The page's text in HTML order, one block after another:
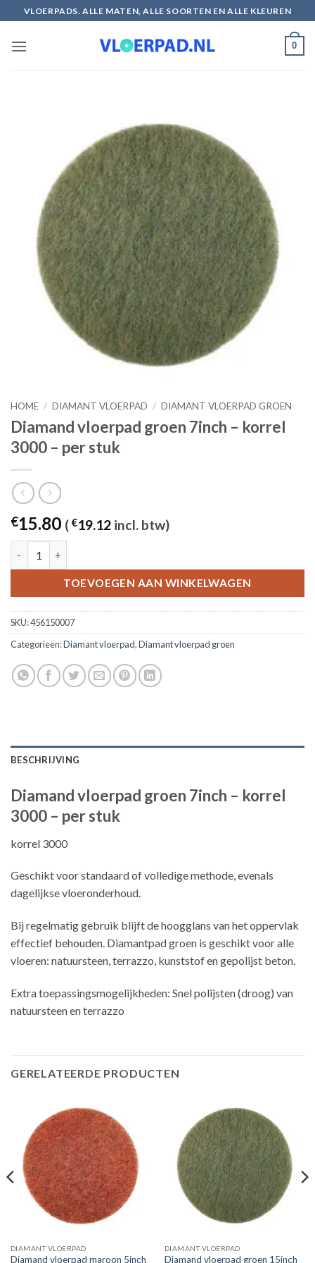
naar
inhoud
VLOERPADS. ALLE MATEN, ALLE SOORTEN EN ALLE KLEUREN
0
HOME / DIAMANT VLOERPAD / DIAMANT VLOERPAD GROEN
Diamand vloerpad groen 7inch – korrel
3000 – per stuk
€15.80 ( €19.12 incl. btw)
TOEVOEGEN AAN WINKELWAGEN
SKU:456150007
Categorieën:Diamant vloerpad,Diamant vloerpad groen
BESCHRIJVING
Diamand vloerpad groen 7inch – korrel
3000 – per stuk
korrel 3000
Geschikt voor standaard of volledige methode, evenals
dagelijkse vloeronderhoud.
Bij regelmatig gebruik blijft de hoogglans van het oppervlak
effectief behouden. Diamantpad groen is geschikt voor alle
vloeren: natuursteen, terrazzo, kunststof en gepolijst beton.
Extra toepassingsmogelijkheden: Snel polijsten (droog) van
natuursteen en terrazzo
GERELATEERDE PRODUCTEN
DIAMANT VLOERPAD
Diamand vloerpad maroon 5inch
DIAMANT VLOERPAD
Diamand vloerpad groen 15inch